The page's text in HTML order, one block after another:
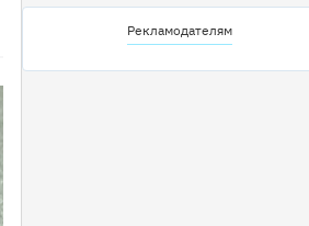
Рекламодателям